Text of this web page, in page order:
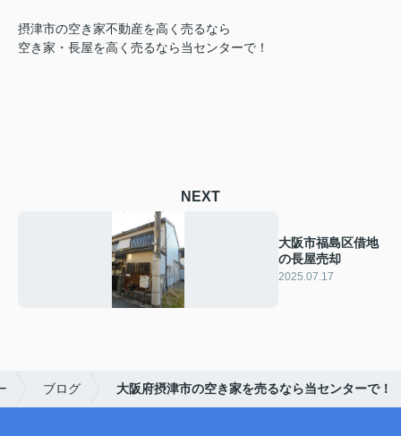
摂津市の空き家不動産を高く売るなら
空き家・長屋を高く売るなら当センターで！
NEXT
大阪市福島区借地
の長屋売却
2025.07.17
ブログ 大阪府摂津市の空き家を売るなら当センターで！